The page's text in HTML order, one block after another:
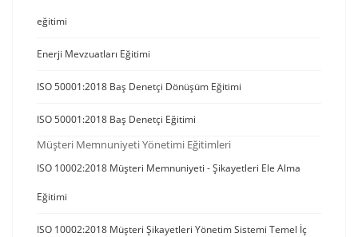
eğitimi
Enerji Mevzuatları Eğitimi
ISO 50001:2018 Baş Denetçi Dönüşüm Eğitimi
ISO 50001:2018 Baş Denetçi Eğitimi
Müşteri Memnuniyeti Yönetimi Eğitimleri
ISO 10002:2018 Müşteri Memnuniyeti - Şikayetleri Ele Alma
Eğitimi
ISO 10002:2018 Müşteri Şikayetleri Yönetim Sistemi Temel İç